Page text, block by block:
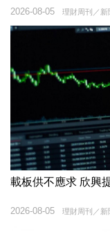
理財周刊／新
2026-08-05
載板供不應求 欣興
理財周刊／新
2026-08-05